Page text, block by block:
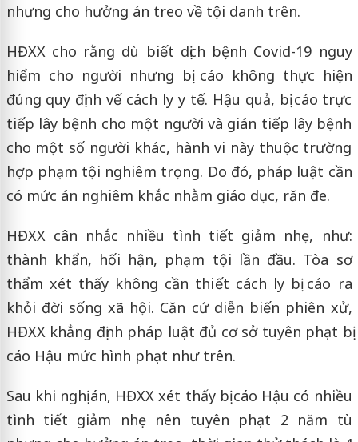
nhưng cho hưởng án treo về tội danh trên.
HĐXX cho rằng dù biết dịch bệnh Covid-19 nguy
hiểm cho người nhưng bị cáo không thực hiện
đúng quy định vế cách ly y tế. Hậu quả, bị cáo trực
tiếp lây bệnh cho một người và gián tiếp lây bệnh
cho một số người khác, hành vi này thuộc trường
hợp phạm tội nghiêm trọng. Do đó, pháp luật cần
có mức án nghiêm khắc nhằm giáo dục, răn đe.
HĐXX cân nhắc nhiều tình tiết giảm nhẹ, như:
thành khẩn, hối hận, phạm tội lần đầu. Tòa sơ
thẩm xét thấy không cần thiết cách ly bị cáo ra
khỏi đời sống xã hội. Căn cứ diễn biến phiên xử,
HĐXX khẳng định pháp luật đủ cơ sở tuyên phạt bị
cáo Hậu mức hình phạt như trên.
Sau khi nghị án, HĐXX xét thấy bị cáo Hậu có nhiều
tình tiết giảm nhẹ nên tuyên phạt 2 năm tù